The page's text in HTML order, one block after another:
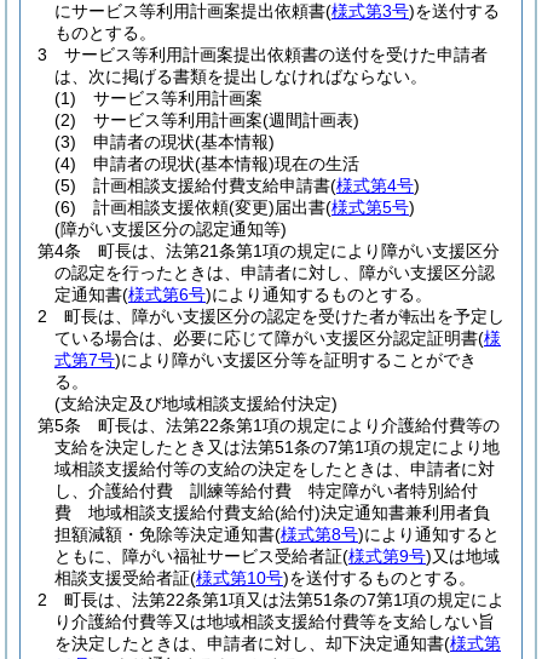
にサービス等利用計画案提出依頼書(様式第3号)を送付する
ものとする。
3
サービス等利用計画案提出依頼書の送付を受けた申請者
は、次に掲げる書類を提出しなければならない。
(1)
サービス等利用計画案
(2)
サービス等利用計画案(週間計画表)
(3)
申請者の現状(基本情報)
(4)
申請者の現状(基本情報)現在の生活
(5)
計画相談支援給付費支給申請書(様式第4号)
(6)
計画相談支援依頼(変更)届出書(様式第5号)
(障がい支援区分の認定通知等)
第4条
町長は、法第21条第1項の規定により障がい支援区分
の認定を行ったときは、申請者に対し、障がい支援区分認
定通知書(様式第6号)により通知するものとする。
2
町長は、障がい支援区分の認定を受けた者が転出を予定し
ている場合は、必要に応じて障がい支援区分認定証明書(様
式第7号)により障がい支援区分等を証明することができ
る。
(支給決定及び地域相談支援給付決定)
第5条
町長は、法第22条第1項の規定により介護給付費等の
支給を決定したとき又は法第51条の7第1項の規定により地
域相談支援給付等の支給の決定をしたときは、申請者に対
し、介護給付費 訓練等給付費 特定障がい者特別給付
費 地域相談支援給付費支給(給付)決定通知書兼利用者負
担額減額・免除等決定通知書(様式第8号)により通知すると
ともに、障がい福祉サービス受給者証(様式第9号)又は地域
相談支援受給者証(様式第10号)を送付するものとする。
2
町長は、法第22条第1項又は法第51条の7第1項の規定によ
り介護給付費等又は地域相談支援給付費等を支給しない旨
を決定したときは、申請者に対し、却下決定通知書(様式第